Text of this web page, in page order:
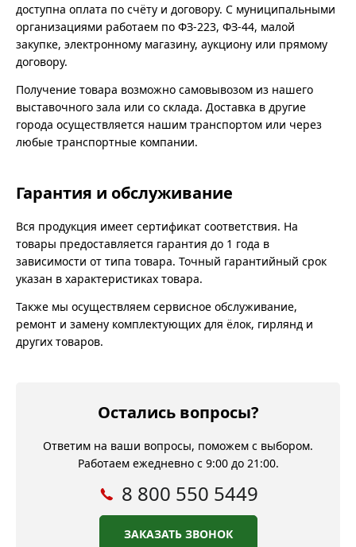
доступна оплата по счёту и договору. С муниципальными
организациями работаем по ФЗ-223, ФЗ-44, малой
закупке, электронному магазину, аукциону или прямому
договору.
Получение товара возможно самовывозом из нашего
выставочного зала или со склада. Доставка в другие
города осуществляется нашим транспортом или через
любые транспортные компании.
Гарантия и обслуживание
Вся продукция имеет сертификат соответствия. На
товары предоставляется гарантия до 1 года в
зависимости от типа товара. Точный гарантийный срок
указан в характеристиках товара.
Также мы осуществляем сервисное обслуживание,
ремонт и замену комплектующих для ёлок, гирлянд и
других товаров.
Остались вопросы?
Ответим на ваши вопросы, поможем с выбором.
Работаем ежедневно с 9:00 до 21:00.
8 800 550 5449
ЗАКАЗАТЬ ЗВОНОК